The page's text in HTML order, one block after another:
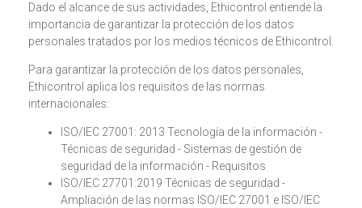
Dado el alcance de sus actividades, Ethicontrol entiende la
importancia de garantizar la protección de los datos
personales tratados por los medios técnicos de Ethicontrol.
Para garantizar la protección de los datos personales,
Ethicontrol aplica los requisitos de las normas
internacionales:
ISO/IEC 27001: 2013 Tecnología de la información -
Técnicas de seguridad - Sistemas de gestión de
seguridad de la información - Requisitos
ISO/IEC 27701:2019 Técnicas de seguridad -
Ampliación de las normas ISO/IEC 27001 e ISO/IEC